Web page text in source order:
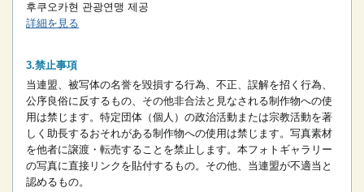
후쿠오카현 관광연맹 제공
詳細を見る
禁止事項
当連盟、被写体の名誉を毀損する行為、不正、誤解を招く行為、
公序良俗に反するもの、その他非合法と見なされる制作物への使
用は禁じます。 特定団体（個人）の政治活動または宗教活動を著
しく助長するおそれがある制作物への使用は禁じます。 写真素材
を他者に譲渡・転売することを禁止します。 本フォトギャラリー
の写真に直接リンクを貼付するもの。 その他、当連盟が不適当と
認めるもの。